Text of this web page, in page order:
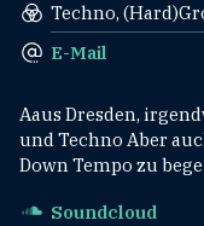
Techno,
E-Mail
Aaus Dresden,
und Techno Aber
Down Tempo zu
Soundcloud